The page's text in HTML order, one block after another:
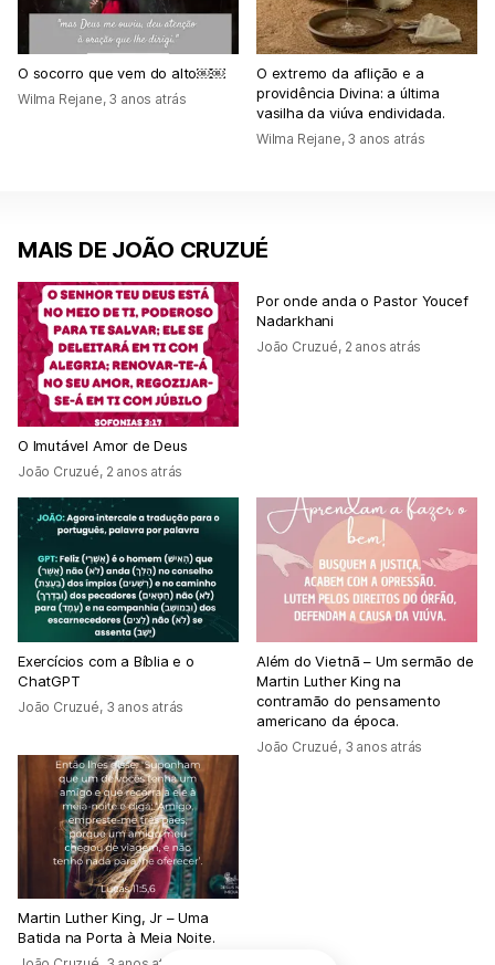
O socorro que vem do alto￼￼
Wilma Rejane, 3 anos atrás
O extremo da aflição e a
providência Divina: a última
vasilha da viúva endividada.
Wilma Rejane, 3 anos atrás
MAIS DE JOÃO CRUZUÉ
O Imutável Amor de Deus
João Cruzué, 2 anos atrás
Por onde anda o Pastor Youcef
Nadarkhani
João Cruzué, 2 anos atrás
Exercícios com a Bíblia e o
ChatGPT
João Cruzué, 3 anos atrás
Além do Vietnã – Um sermão de
Martin Luther King na
contramão do pensamento
americano da época.
João Cruzué, 3 anos atrás
Martin Luther King, Jr – Uma
Batida na Porta à Meia Noite.